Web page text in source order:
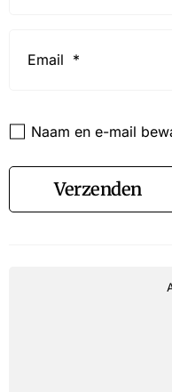
Naam en e-mail
Verzenden